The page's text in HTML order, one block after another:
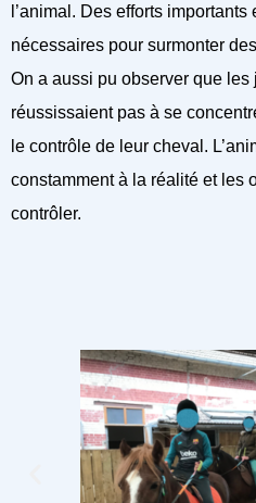
l’animal. Des efforts
nécessaires pour surmonter
On a aussi pu observer que
réussissaient pas à se
le contrôle de leur cheval.
constamment à la réalité et les
contrôler.